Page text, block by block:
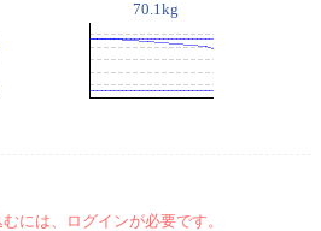
70.1kg
には、ログインが必要です。